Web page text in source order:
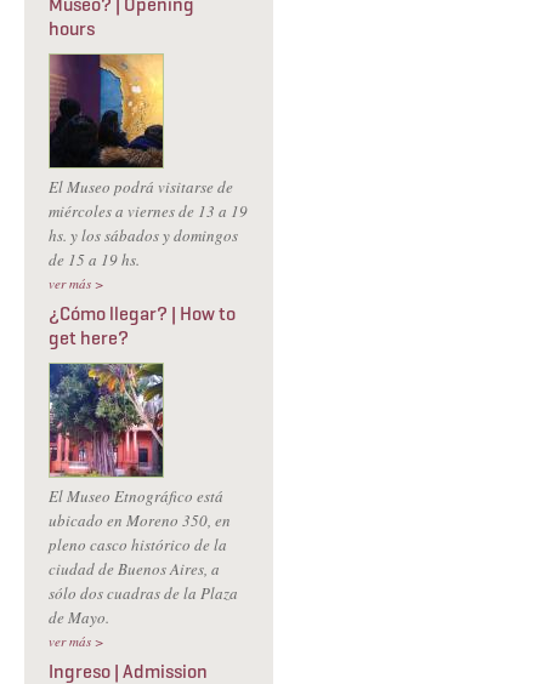
hours
El Museo podrá visitarse de
miércoles a viernes de 13 a 19
hs. y los sábados y domingos
de 15 a 19 hs.
ver más >
¿Cómo llegar? | How to
get here?
El Museo Etnográfico está
ubicado en Moreno 350, en
pleno casco histórico de la
ciudad de Buenos Aires, a
sólo dos cuadras de la Plaza
de Mayo.
ver más >
Ingreso | Admission